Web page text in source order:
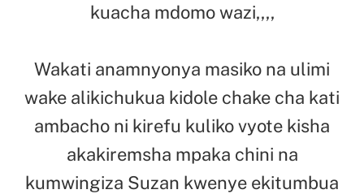
kuacha mdomo wazi,,,,
Wakati anamnyonya masiko na ulimi
wake alikichukua kidole chake cha kati
ambacho ni kirefu kuliko vyote kisha
akakiremsha mpaka chini na
kumwingiza Suzan kwenye ekitumbua